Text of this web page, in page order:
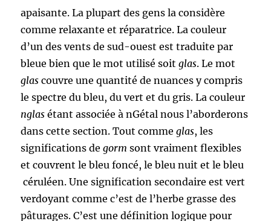
apaisante. La plupart des gens la considère
comme relaxante et réparatrice. La couleur
d’un des vents de sud-ouest est traduite par
bleue bien que le mot utilisé soit glas. Le mot
glas couvre une quantité de nuances y compris
le spectre du bleu, du vert et du gris. La couleur
nglas étant associée à nGétal nous l’aborderons
dans cette section. Tout commeglas, les
significations degorm sont vraiment flexibles
et couvrent le bleu foncé, le bleu nuit et le bleu
céruléen. Une signification secondaire est vert
verdoyant comme c’est de l’herbe grasse des
pâturages. C’est une définition logique pour